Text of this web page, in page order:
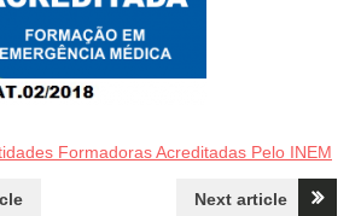
Formadoras Acreditadas Pelo INEM
Next article